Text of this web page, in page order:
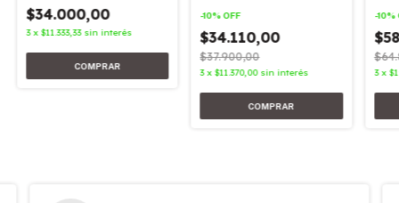
$34.000,00
3 x $11.333,33 sin interés
-10%OFF
$34.110,00
$37.900,00
3 x$11.370,00 sin interés
-10%
3 x